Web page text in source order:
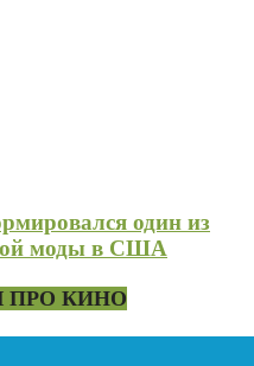
один из
моды в США
ПРО КИНО